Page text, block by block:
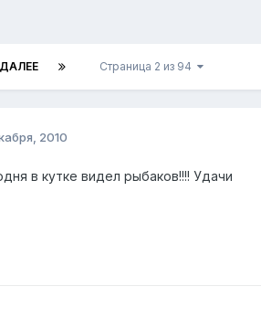
ДАЛЕЕ Страница 2 из 94
2010
в кутке видел рыбаков!!!! Удачи